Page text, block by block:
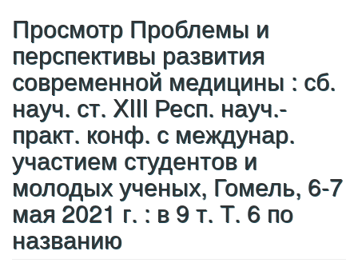
Просмотр Проблемы и
перспективы развития
современной медицины : сб.
науч. ст. XIII Респ. науч.-
практ. конф. с междунар.
участием студентов и
молодых ученых, Гомель, 6-7
мая 2021 г. : в 9 т. Т. 6 по
названию